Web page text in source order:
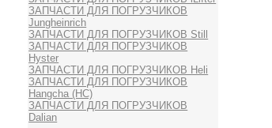
ЗАПЧАСТИ ДЛЯ ПОГРУЗЧИКОВ
Jungheinrich
ЗАПЧАСТИ ДЛЯ ПОГРУЗЧИКОВ Still
ЗАПЧАСТИ ДЛЯ ПОГРУЗЧИКОВ
Hyster
ЗАПЧАСТИ ДЛЯ ПОГРУЗЧИКОВ Heli
ЗАПЧАСТИ ДЛЯ ПОГРУЗЧИКОВ
Hangcha (HC)
ЗАПЧАСТИ ДЛЯ ПОГРУЗЧИКОВ
Dalian